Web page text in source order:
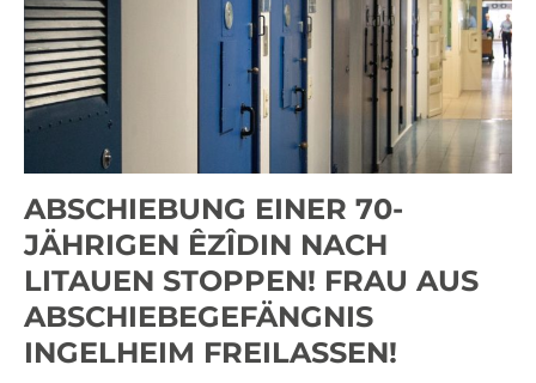
ABSCHIEBUNG EINER 70-
JÄHRIGEN ÊZÎDIN NACH
LITAUEN STOPPEN! FRAU AUS
ABSCHIEBEGEFÄNGNIS
INGELHEIM FREILASSEN!